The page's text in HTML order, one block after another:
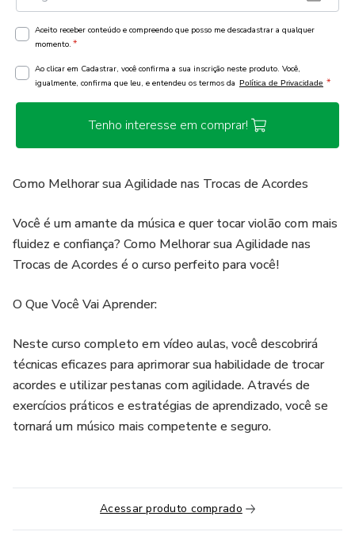
Aceito receber conteúdo e compreendo que posso me descadastrar a qualquer
momento. *
Ao clicar em Cadastrar, você confirma a sua inscrição neste produto. Você,
igualmente, confirma que leu, e entendeu os termos da Política de Privacidade *
Tenho interesse em comprar!
Como Melhorar sua Agilidade nas Trocas de Acordes
Você é um amante da música e quer tocar violão com mais
fluidez e confiança? Como Melhorar sua Agilidade nas
Trocas de Acordes é o curso perfeito para você!
O Que Você Vai Aprender:
Neste curso completo em vídeo aulas, você descobrirá
técnicas eficazes para aprimorar sua habilidade de trocar
acordes e utilizar pestanas com agilidade. Através de
exercícios práticos e estratégias de aprendizado, você se
tornará um músico mais competente e seguro.
Acessar produto comprado